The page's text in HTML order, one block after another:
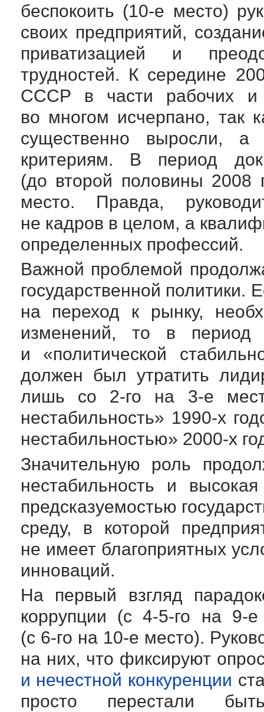
беспокоить (10-е место)
своих предприятий,
приватизацией и
трудностей. К середине
СССР в части рабочих и
во многом исчерпано, так
существенно выросли, а
критериям. В период
(до второй половины
место. Правда,
не кадров в целом, а
определенных профессий.
Важной проблемой
государственной политики.
на переход к рынку,
изменений, то в период
и «политической
должен был утратить
лишь со 2-го на 3-е
нестабильность» 1990-х
нестабильностью» 2000-х
Значительную роль
нестабильность и
предсказуемостью
среду, в которой
не имеет благоприятных
инноваций.
На первый взгляд
коррупции (с4-5-го на 9-е
(с 6-го на 10-е место).
на них, что фиксируют
и нечестной конкуренции
просто перестали